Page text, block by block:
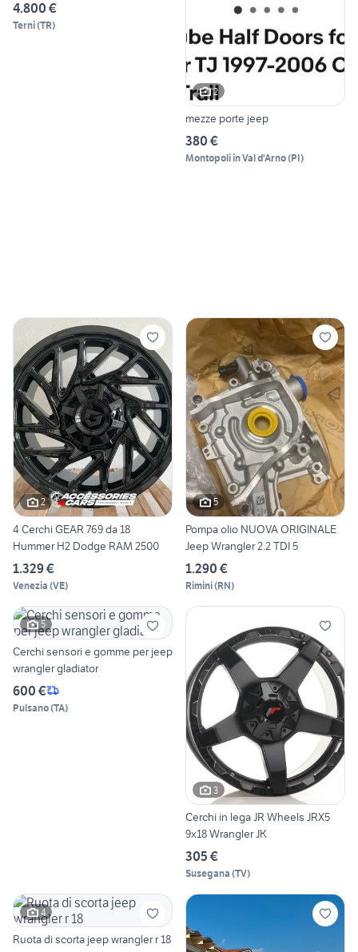
4.800 €
Terni(TR)
2
mezze porte jeep
380 €
Montopoli in Val d'Arno(PI)
2
4 Cerchi GEAR 769 da 18
Hummer H2 Dodge RAM 2500
1.329 €
Venezia (VE)
5
Pompa olio NUOVA ORIGINALE
Jeep Wrangler 2.2 TDI 5
1.290 €
Rimini(RN)
5
Cerchi sensori e gomme per jeep
wrangler gladiator
600 €
Pulsano(TA)
3
Cerchi in lega JR Wheels JRX5
9x18 Wrangler JK
305 €
Susegana (TV)
4
Ruota di scorta jeep wrangler r 18